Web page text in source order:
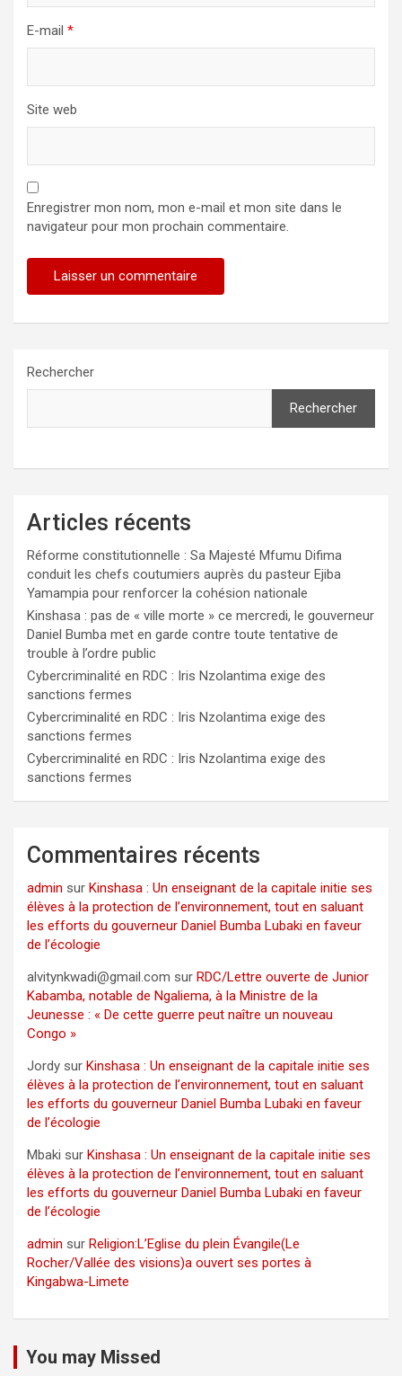
E-mail *
Site web
Enregistrer mon nom, mon e-mail et mon site dans le
navigateur pour mon prochain commentaire.
Rechercher
Rechercher
Articles récents
Réforme constitutionnelle : Sa Majesté Mfumu Difima
conduit les chefs coutumiers auprès du pasteur Ejiba
Yamampia pour renforcer la cohésion nationale
Kinshasa : pas de « ville morte » ce mercredi, le gouverneur
Daniel Bumba met en garde contre toute tentative de
trouble à l’ordre public
Cybercriminalité en RDC : Iris Nzolantima exige des
sanctions fermes
Cybercriminalité en RDC : Iris Nzolantima exige des
sanctions fermes
Cybercriminalité en RDC : Iris Nzolantima exige des
sanctions fermes
Commentaires récents
admin sur Kinshasa : Un enseignant de la capitale initie ses
élèves à la protection de l’environnement, tout en saluant
les efforts du gouverneur Daniel Bumba Lubaki en faveur
de l’écologie
alvitynkwadi@gmail.com sur RDC/Lettre ouverte de Junior
Kabamba, notable de Ngaliema, à la Ministre de la
Jeunesse : « De cette guerre peut naître un nouveau
Congo »
Jordy sur Kinshasa : Un enseignant de la capitale initie ses
élèves à la protection de l’environnement, tout en saluant
les efforts du gouverneur Daniel Bumba Lubaki en faveur
de l’écologie
Mbaki sur Kinshasa : Un enseignant de la capitale initie ses
élèves à la protection de l’environnement, tout en saluant
les efforts du gouverneur Daniel Bumba Lubaki en faveur
de l’écologie
admin sur Religion:L’Eglise du plein Évangile(Le
Rocher/Vallée des visions)a ouvert ses portes à
Kingabwa-Limete
You may Missed